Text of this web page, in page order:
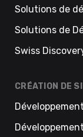
Solutions de
Solutions de
Swiss
CRÉATION DE